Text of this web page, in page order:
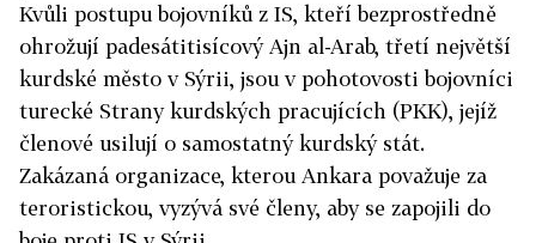
Kvůli postupu bojovníků z IS, kteří bezprostředně
ohrožují padesátitisícový Ajn al-Arab, třetí největší
kurdské město v Sýrii, jsou v pohotovosti bojovníci
turecké Strany kurdských pracujících (PKK), jejíž
členové usilují o samostatný kurdský stát.
Zakázaná organizace, kterou Ankara považuje za
teroristickou, vyzývá své členy, aby se zapojili do